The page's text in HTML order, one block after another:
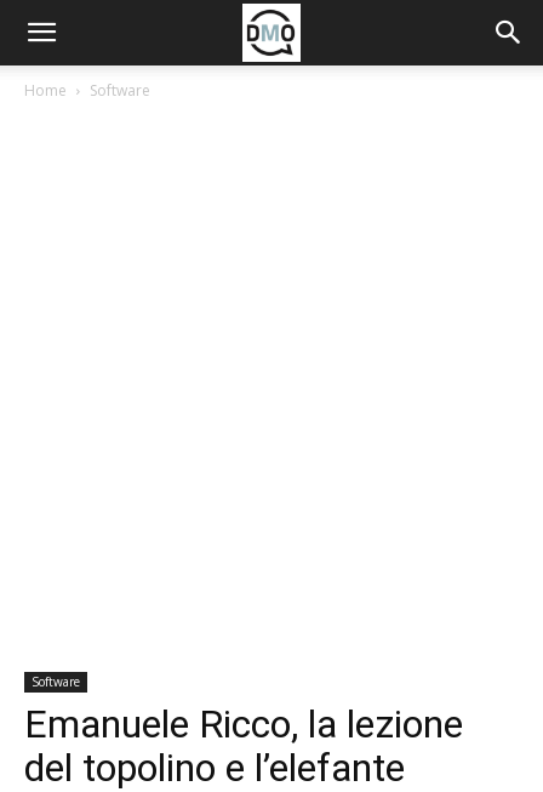
Home Software
Software
Emanuele Ricco, la lezione
del topolino e l’elefante